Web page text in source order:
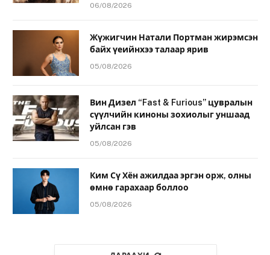
06/08/2026
Жүжигчин Натали Портман жирэмсэн
байх үеийнхээ талаар ярив
05/08/2026
Вин Дизел “Fast & Furious” цувралын
сүүлчийн киноны зохиолыг уншаад
уйлсан гэв
05/08/2026
Ким Сү Хён ажилдаа эргэн орж, олны
өмнө гарахаар боллоо
05/08/2026